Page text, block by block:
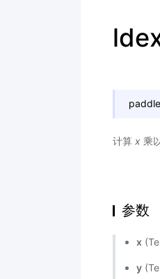
计算 x 乘
参数
x
y